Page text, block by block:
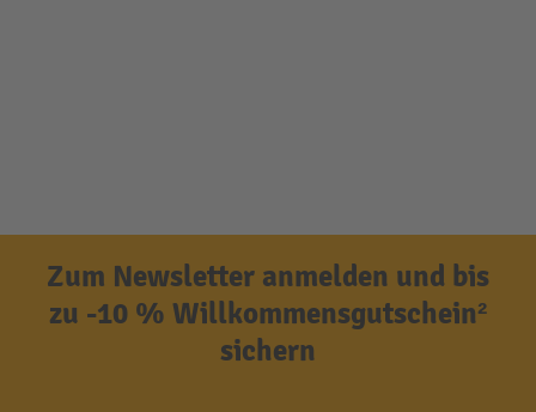
Zum Newsletter anmelden und bis
zu -10 % Willkommensgutschein²
sichern